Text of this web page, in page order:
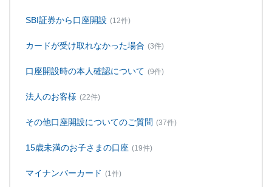
SBI証券から口座開設 (12件)
カードが受け取れなかった場合 (3件)
口座開設時の本人確認について (9件)
法人のお客様 (22件)
その他口座開設についてのご質問 (37件)
15歳未満のお子さまの口座 (19件)
マイナンバーカード (1件)